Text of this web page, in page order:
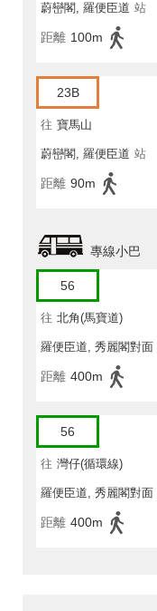
蔚巒閣, 羅便臣道 站
距離 100m
23B
往 寶馬山
蔚巒閣, 羅便臣道 站
距離 90m
專線小巴
56
往 北角(馬寶道)
羅便臣道, 秀麗閣對面
距離 400m
56
往 灣仔(循環線)
羅便臣道, 秀麗閣對面
距離 400m